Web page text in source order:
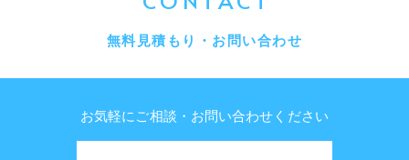
無料見積もり・お問い合わせ
お気軽にご相談・お問い合わせください